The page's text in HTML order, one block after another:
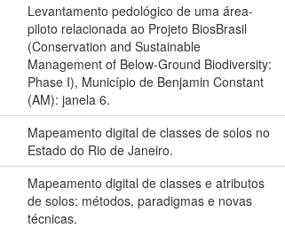
Levantamento pedológico de uma área-
piloto relacionada ao Projeto BiosBrasil
(Conservation and Sustainable
Management of Below-Ground Biodiversity:
Phase I), Município de Benjamin Constant
(AM): janela 6.
Mapeamento digital de classes de solos no
Estado do Rio de Janeiro.
Mapeamento digital de classes e atributos
de solos: métodos, paradigmas e novas
técnicas.